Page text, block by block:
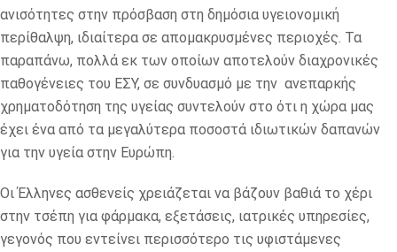
ανισότητες στην πρόσβαση στη δημόσια υγειονομική
περίθαλψη, ιδιαίτερα σε απομακρυσμένες περιοχές. Τα
παραπάνω, πολλά εκ των οποίων αποτελούν διαχρονικές
παθογένειες του ΕΣΥ, σε συνδυασμό με την ανεπαρκής
χρηματοδότηση της υγείας συντελούν στο ότι η χώρα μας
έχει ένα από τα μεγαλύτερα ποσοστά ιδιωτικών δαπανών
για την υγεία στην Ευρώπη.
Οι Έλληνες ασθενείς χρειάζεται να βάζουν βαθιά το χέρι
στην τσέπη για φάρμακα, εξετάσεις, ιατρικές υπηρεσίες,
γεγονός που εντείνει περισσότερο τις υφιστάμενες